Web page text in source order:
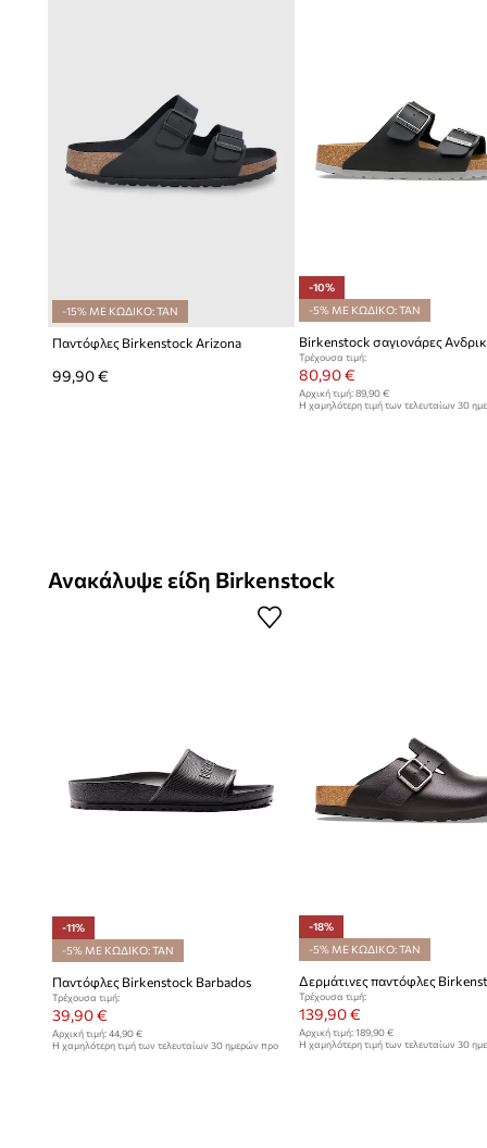
-15% ΜΕ ΚΩΔΙΚΟ: TAN
Παντόφλες Birkenstock Arizona
99,90 €
-10%
-5% ΜΕ ΚΩΔΙΚΟ: TAN
Τρέχουσα τιμή:
80,90 €
Αρχική τιμή:89,90 €
Η χαμηλότερη τιμή των τελευταίων 30
Ανακάλυψε είδη Birkenstock
-11%
-5% ΜΕ ΚΩΔΙΚΟ: TAN
Παντόφλες Birkenstock Barbados
Τρέχουσα τιμή:
39,90 €
Αρχική τιμή: 44,90 €
Η χαμηλότερη τιμή των τελευταίων 30 ημερών προ
-18%
-5% ΜΕ ΚΩΔΙΚΟ: TAN
Τρέχουσα τιμή:
139,90 €
Αρχική τιμή:189,90 €
Η χαμηλότερη τιμή των τελευταίων 30